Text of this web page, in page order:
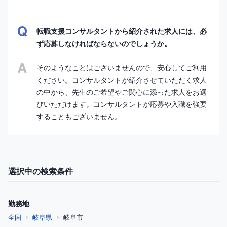
転職支援コンサルタントから紹介された求人には、必
ず応募しなければならないのでしょうか。
そのようなことはございませんので、安心してご利用
ください。コンサルタントが紹介させていただく求人
の中から、先生のご希望やご関心に添った求人をお選
びいただけます。コンサルタントが応募や入職を強要
することもございません。
選択中の検索条件
勤務地
全国 岐阜県 岐阜市